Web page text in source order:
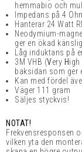
hemmabio och
Impedans på 4
Hanterar 24 Watt
Neodymium-
ger en ökad
Låg induktans på
3M VHB (Very High
baksidan som ger
Kan med fördel
Väger 111 gram
Säljes styckvis!
NOTAT!
Frekvensresponsen
vilken yta den